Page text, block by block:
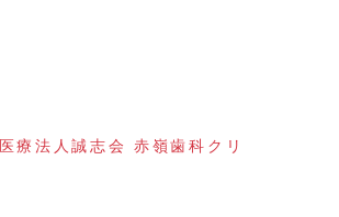
医療法人誠志会 赤嶺歯科クリ